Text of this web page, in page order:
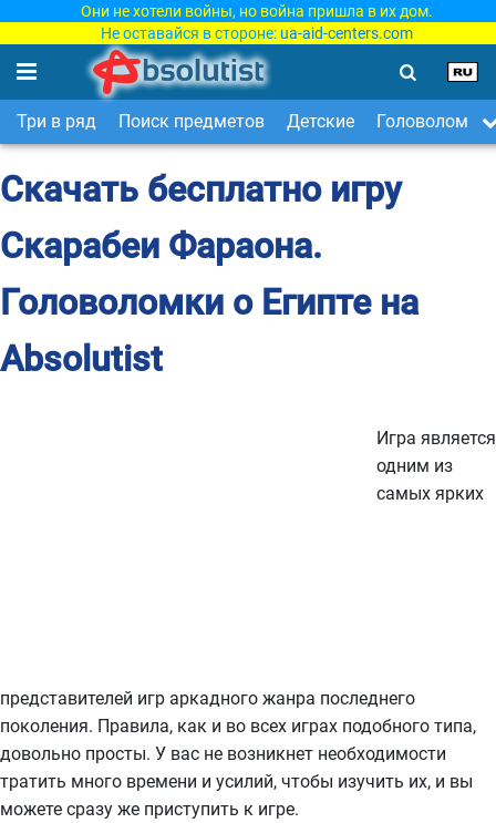
Они не хотели войны, но война пришла в их дом.
Не оставайся в стороне: ua-aid-centers.com
Три в ряд Поиск предметов Детские Головоломки
Скачать бесплатно игру
Скарабеи Фараона.
Головоломки о Египте на
Absolutist
Игра является
одним из
самых ярких
представителей игр аркадного жанра последнего
поколения. Правила, как и во всех играх подобного типа,
довольно просты. У вас не возникнет необходимости
тратить много времени и усилий, чтобы изучить их, и вы
можете сразу же приступить к игре.